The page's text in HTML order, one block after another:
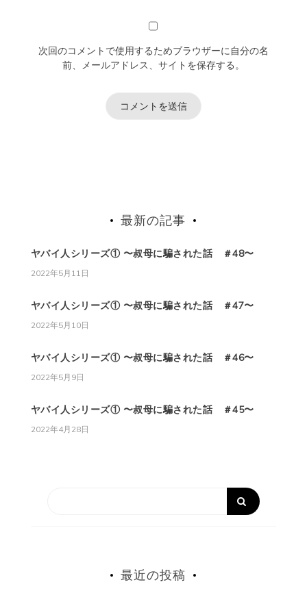
次回のコメントで使用するためブラウザーに自分の名
前、メールアドレス、サイトを保存する。
最新の記事
ヤバイ人シリーズ① 〜叔母に騙された話 ＃48〜
2022年5月11日
ヤバイ人シリーズ① 〜叔母に騙された話 ＃47〜
2022年5月10日
ヤバイ人シリーズ① 〜叔母に騙された話 ＃46〜
2022年5月9日
ヤバイ人シリーズ① 〜叔母に騙された話 ＃45〜
2022年4月28日
最近の投稿